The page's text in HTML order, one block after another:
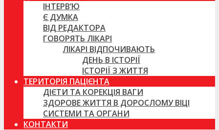
ІНТЕРВ’Ю
Є ДУМКА
ВІД РЕДАКТОРА
ГОВОРЯТЬ ЛІКАРІ
ЛІКАРІ ВІДПОЧИВАЮТЬ
ДЕНЬ В ІСТОРІЇ
ІСТОРІЇ З ЖИТТЯ
ТЕРИТОРІЯ ПАЦІЄНТА
ДІЄТИ ТА КОРЕКЦІЯ ВАГИ
ЗДОРОВЕ ЖИТТЯ В ДОРОСЛОМУ ВІЦІ
СИСТЕМИ ТА ОРГАНИ
КОНТАКТИ